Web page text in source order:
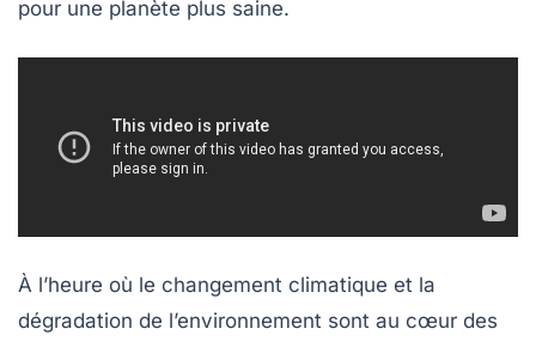
pour une planète plus saine.
À l’heure où le changement climatique et la
dégradation de l’environnement sont au cœur des